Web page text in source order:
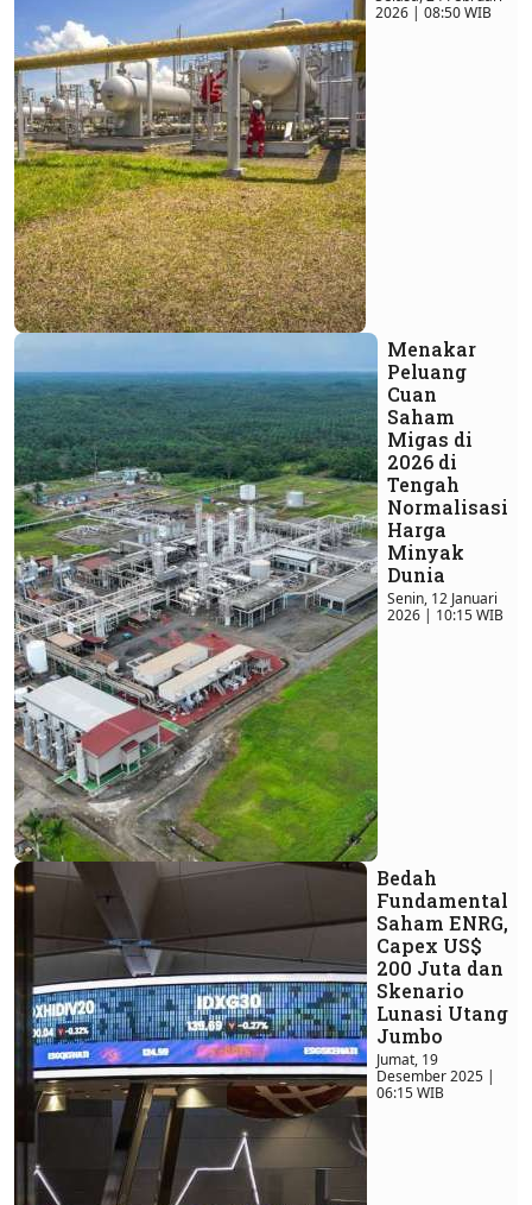
2026 | 08:50 WIB
Menakar
Peluang
Cuan
Saham
Migas di
2026 di
Tengah
Normalisasi
Harga
Minyak
Dunia
Senin, 12 Januari
2026 | 10:15 WIB
Bedah
Fundamental
Saham ENRG,
Capex US$
200 Juta dan
Skenario
Lunasi Utang
Jumbo
Jumat, 19
Desember 2025 |
06:15 WIB